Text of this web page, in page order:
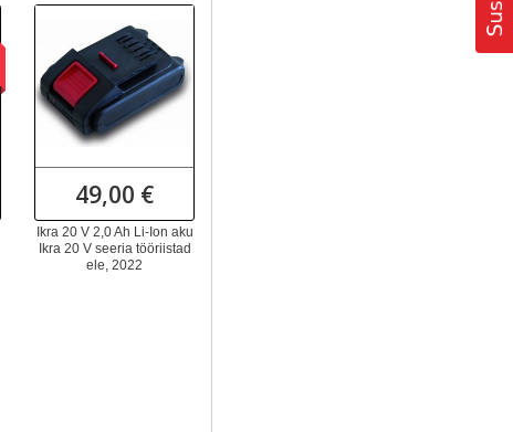
49,00 €
Ikra 20 V 2,0 Ah Li-Ion aku
Ikra 20 V seeria tööriistad
ele, 2022